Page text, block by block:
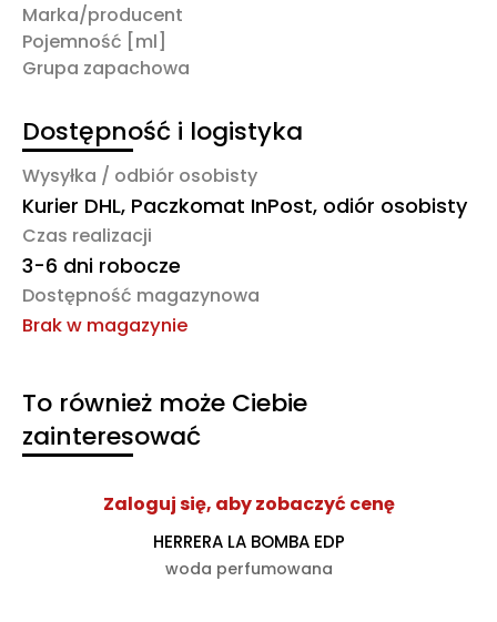
Marka/producent
Pojemność [ml]
Grupa zapachowa
Dostępność i logistyka
Wysyłka / odbiór osobisty
Kurier DHL, Paczkomat InPost, odiór osobisty
Czas realizacji
3-6 dni robocze
Dostępność magazynowa
Brak w magazynie
To również może Ciebie
zainteresować
Zaloguj się, aby zobaczyć cenę
HERRERA LA BOMBA EDP
woda perfumowana